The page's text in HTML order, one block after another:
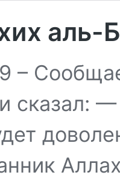
аль-
–
сказал: